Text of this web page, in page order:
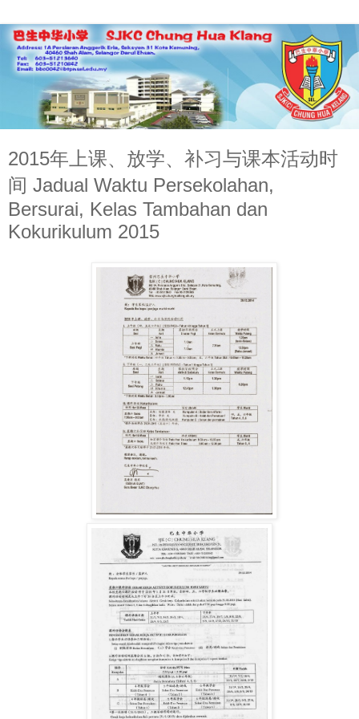
2015年上课、放学、补习与课本活动时
间 Jadual Waktu Persekolahan,
Bersurai, Kelas Tambahan dan
Kokurikulum 2015